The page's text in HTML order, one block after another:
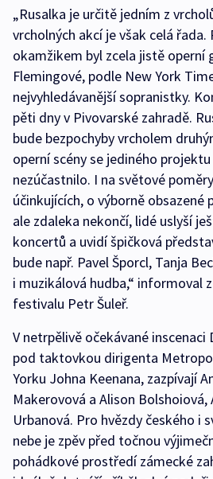
„Rusalka je určitě jedním z
vrcholných akcí je však celá
okamžikem byl zcela jistě operní
Flemingové, podle New York
nejvyhledávanější sopranistky.
pěti dny v Pivovarské zahradě.
bude bezpochyby vrcholem
operní scény se jediného
nezúčastnilo. I na světové
účinkujících, o výborně obsazené
ale zdaleka nekončí, lidé uslyší
koncertů a uvidí špičková
bude např. Pavel Šporcl, Tanja
i muzikálová hudba,“ informoval
festivalu Petr Šuleř.
V netrpělivě očekávané inscenaci
pod taktovkou dirigenta
Yorku Johna Keenana, zazpívají
Makerovová a Alison Bolshoiová,
Urbanová. Pro hvězdy českého i
nebe je zpěv před točnou
pohádkové prostředí zámecké